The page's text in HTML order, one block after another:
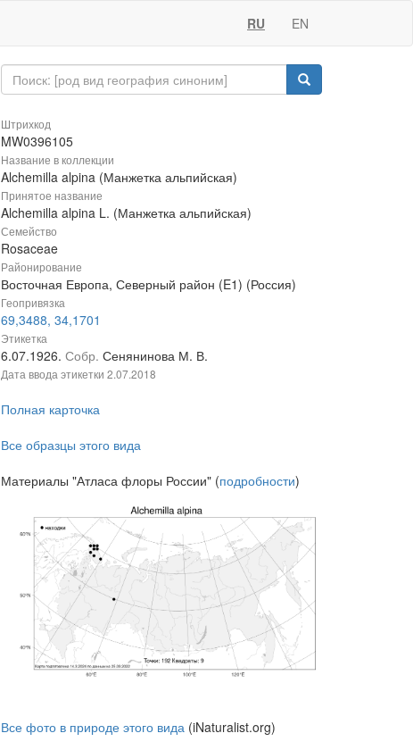
RU EN
Штрихкод
MW0396105
Название в коллекции
Alchemilla alpina (Манжетка альпийская)
Принятое название
Alchemilla alpina L. (Манжетка альпийская)
Семейство
Rosaceae
Районирование
Восточная Европа, Северный район (E1) (Россия)
Геопривязка
69,3488, 34,1701
Этикетка
6.07.1926. Собр. Сенянинова М. В.
Дата ввода этикетки 2.07.2018
Полная карточка
Все образцы этого вида
Материалы "Атласа флоры России" (подробности)
Все фото в природе этого вида (iNaturalist.org)